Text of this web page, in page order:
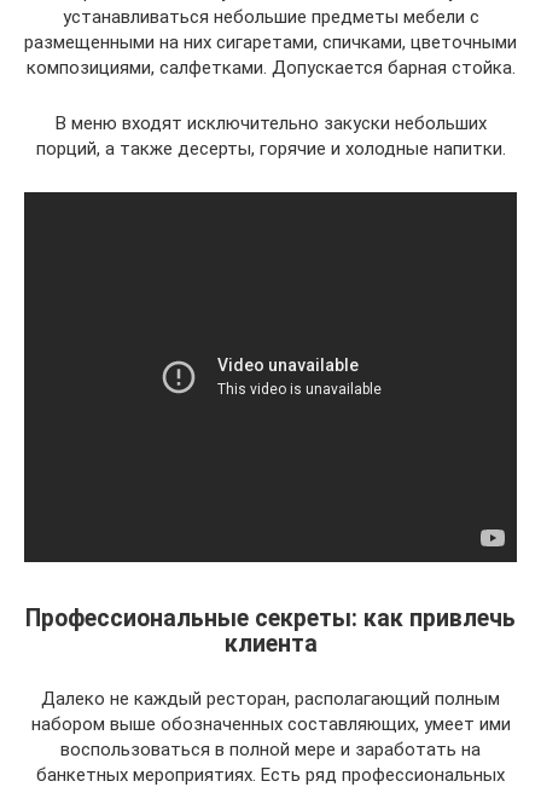
устанавливаться небольшие предметы мебели с
размещенными на них сигаретами, спичками, цветочными
композициями, салфетками. Допускается барная стойка.
В меню входят исключительно закуски небольших
порций, а также десерты, горячие и холодные напитки.
Профессиональные секреты: как привлечь
клиента
Далеко не каждый ресторан, располагающий полным
набором выше обозначенных составляющих, умеет ими
воспользоваться в полной мере и заработать на
банкетных мероприятиях. Есть ряд профессиональных